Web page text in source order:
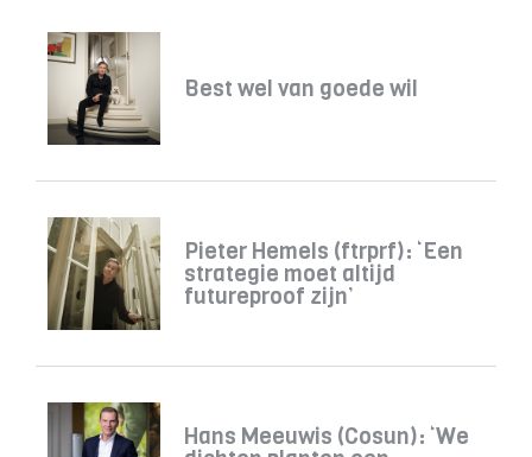
Best wel van goede wil
Pieter Hemels (ftrprf): ‘Een
strategie moet altijd
futureproof zijn’
Hans Meeuwis (Cosun): ‘We